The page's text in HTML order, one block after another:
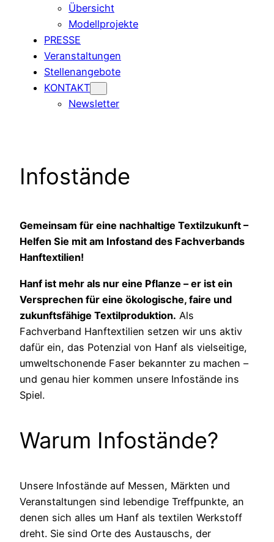
Übersicht
Modellprojekte
PRESSE
Veranstaltungen
Stellenangebote
KONTAKT
Newsletter
Infostände
Gemeinsam für eine nachhaltige Textilzukunft –
Helfen Sie mit am Infostand des Fachverbands
Hanftextilien!
Hanf ist mehr als nur eine Pflanze – er ist ein
Versprechen für eine ökologische, faire und
zukunftsfähige Textilproduktion. Als
Fachverband Hanftextilien setzen wir uns aktiv
dafür ein, das Potenzial von Hanf als vielseitige,
umweltschonende Faser bekannter zu machen –
und genau hier kommen unsere Infostände ins
Spiel.
Warum Infostände?
Unsere Infostände auf Messen, Märkten und
Veranstaltungen sind lebendige Treffpunkte, an
denen sich alles um Hanf als textilen Werkstoff
dreht. Sie sind Orte des Austauschs, der